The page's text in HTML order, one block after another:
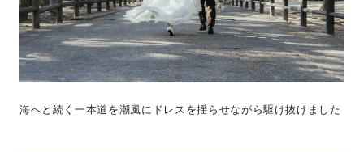
海へと続く一本道を潮風にドレスを揺らせながら駆け抜けました